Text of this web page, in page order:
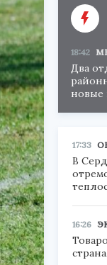
18:42
Два
новые
17:33
В
16:26